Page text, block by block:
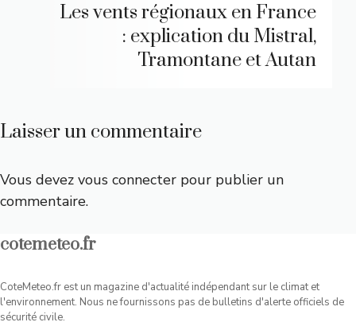
Les vents régionaux en France
: explication du Mistral,
Tramontane et Autan
Laisser un commentaire
Vous devez vous connecter pour publier un
commentaire.
cotemeteo.fr
CoteMeteo.fr est un magazine d'actualité indépendant sur le climat et
l'environnement. Nous ne fournissons pas de bulletins d'alerte officiels de
sécurité civile.